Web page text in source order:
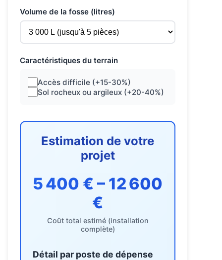
Volume de la fosse (litres)
Caractéristiques du terrain
Accès difficile (+15-30%)
Sol rocheux ou argileux (+20-40%)
Estimation de votre
projet
5 400 € – 12 600
€
Coût total estimé (installation
complète)
Détail par poste de dépense